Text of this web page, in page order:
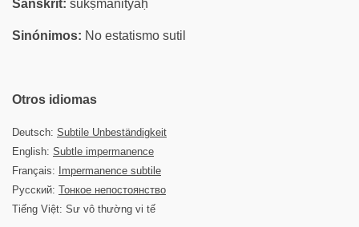
Sanskrit: sūkṣmānityaḥ
Sinónimos: No estatismo sutil
Otros idiomas
Deutsch: Subtile Unbeständigkeit
English: Subtle impermanence
Français:
Impermanence subtile
Русский: Тонкое непостоянство
Tiếng Việt: Sư vô thường vi tế